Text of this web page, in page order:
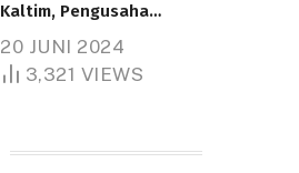
Kaltim, Pengusaha
1.000 Hektare
20 JUNI 2024
3,321 VIEWS